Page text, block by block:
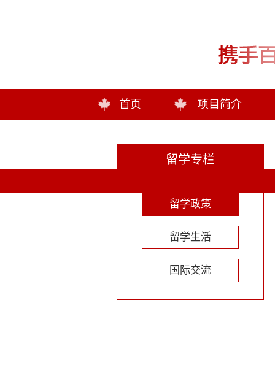
首页 项目简介
留学专栏
留学政策
留学生活
国际交流